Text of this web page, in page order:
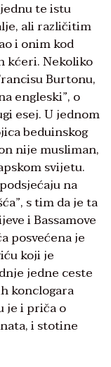
te istu
ali različitim
i onim kod
kćeri. Nekoliko
Burtonu,
engleski”, o
esej. U jednom
beduinskog
nije musliman,
svijetu.
na
s tim da je ta
i Bassamove
posvećena je
koji je
jedne ceste
konclogara
je i priča o
i stotine